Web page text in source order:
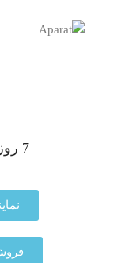
7 روز ضمانت بازگشت کالا
نمایندگی